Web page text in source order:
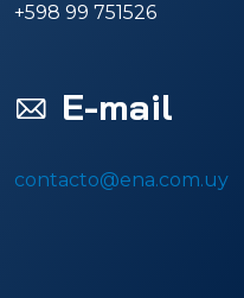
+598 99 751526
E-mail
contacto@ena.com.uy